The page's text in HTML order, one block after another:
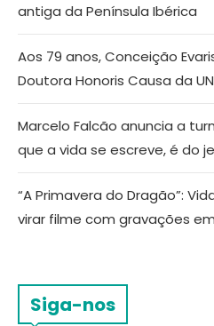
antiga da Península Ibérica
Aos 79 anos, Conceição
Doutora Honoris Causa da
Marcelo Falcão anuncia a
que a vida se escreve, é do
“A Primavera do Dragão”:
virar filme com gravações
Siga-nos